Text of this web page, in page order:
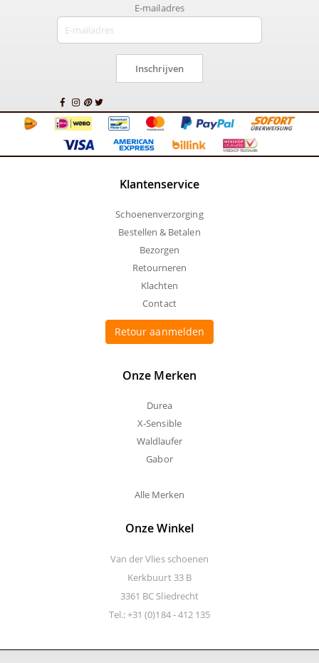
E-mailadres
Inschrijven
Klantenservice
Schoenenverzorging
Bestellen & Betalen
Bezorgen
Retourneren
Klachten
Contact
Retour aanmelden
Onze Merken
Durea
X-Sensible
Waldlaufer
Gabor
Alle Merken
Onze Winkel
Van der Vlies schoenen
Kerkbuurt 33 B
3361 BC Sliedrecht
Tel.: +31 (0)184 - 412 135